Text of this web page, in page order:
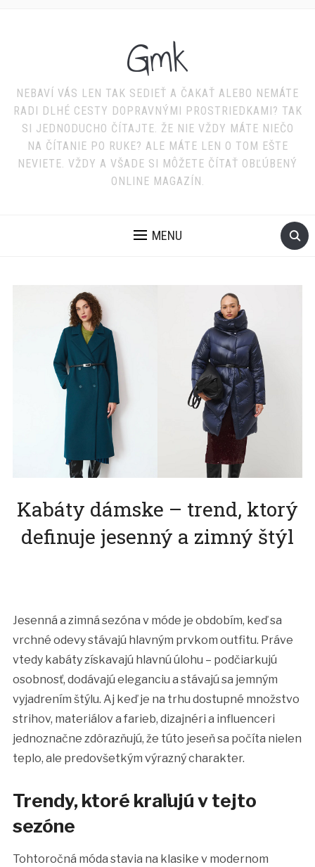
Gmk
NEBAVÍ VÁS LEN TAK SEDIEŤ A ČAKAŤ ALEBO NEMÁTE
RADI DLHÉ CESTY DOPRAVNÝMI PROSTRIEDKAMI? TAK
SI JEDNODUCHO ČÍTAJTE. ŽE NIE VŽDY MÁTE NIEČO
NA ČÍTANIE PO RUKE? ALE MÁTE LEN O TOM EŠTE
NEVIETE. VŽDY A VŠADE SI MÔŽETE ČÍTAŤ OBĽÚBENÝ
ONLINE MAGAZÍN.
MENU
Kabáty dámske – trend, ktorý
definuje jesenný a zimný štýl
Jesenná a zimná sezóna v móde je obdobím, keď sa
vrchné odevy stávajú hlavným prvkom outfitu. Práve
vtedy kabáty získavajú hlavnú úlohu – podčiarkujú
osobnosť, dodávajú eleganciu a stávajú sa jemným
vyjadrením štýlu. Aj keď je na trhu dostupné množstvo
strihov, materiálov a farieb, dizajnéri a influenceri
jednoznačne zdôrazňujú, že túto jeseň sa počíta nielen
teplo, ale predovšetkým výrazný charakter.
Trendy, ktoré kraľujú v tejto
sezóne
Tohtoročná móda stavia na klasike v modernom